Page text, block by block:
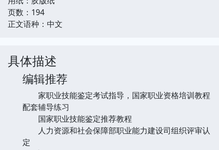
页数：194
正文语种：中文
具体描述
编辑推荐
家职业技能鉴定考试指导，国家职业资格培训教程
配套辅导练习
国家职业技能鉴定推荐教程
人力资源和社会保障部职业能力建设司组织评审认
定